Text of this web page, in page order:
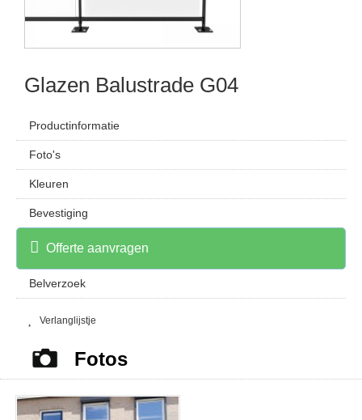
Glazen Balustrade G04
Productinformatie
Foto's
Kleuren
Bevestiging
Offerte aanvragen
Belverzoek
Verlanglijstje
Fotos